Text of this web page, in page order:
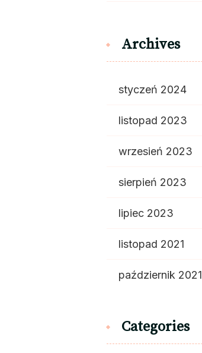
Archives
styczeń 2024
listopad 2023
wrzesień 2023
sierpień 2023
lipiec 2023
listopad 2021
październik 2021
Categories